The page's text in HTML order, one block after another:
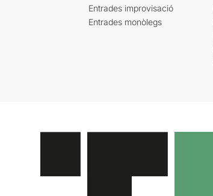
Entrades improvisació
Entrades monòlegs